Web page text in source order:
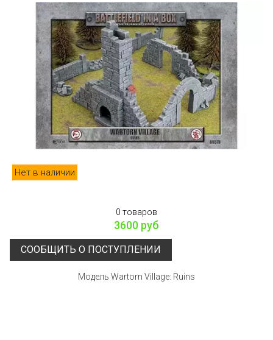
Нет в наличии
0 товаров
3600 руб
СООБЩИТЬ О ПОСТУПЛЕНИИ
Модель Wartorn Village: Ruins